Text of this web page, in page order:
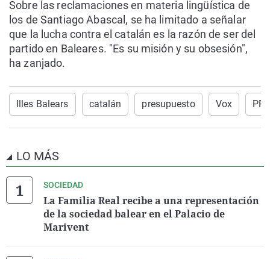
Sobre las reclamaciones en materia lingüística de
los de Santiago Abascal, se ha limitado a señalar
que la lucha contra el catalán es la razón de ser del
partido en Baleares. "Es su misión y su obsesión",
ha zanjado.
Illes Balears catalán presupuesto Vox PP
LO MÁS
SOCIEDAD
La Familia Real recibe a una representación
de la sociedad balear en el Palacio de
Marivent